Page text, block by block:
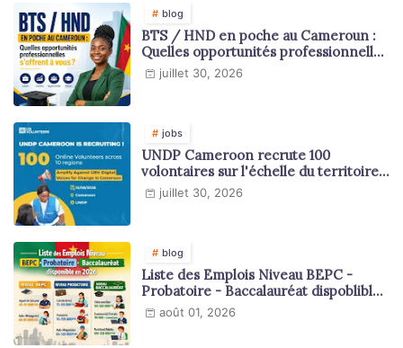
blog
BTS / HND en poche au Cameroun :
Quelles opportunités professionnelles
s'offrent à vous ?
juillet 30, 2026
jobs
UNDP Cameroon recrute 100
volontaires sur l'échelle du territoire
national
juillet 30, 2026
blog
Liste des Emplois Niveau BEPC -
Probatoire - Baccalauréat dispoblible
en 2026
août 01, 2026